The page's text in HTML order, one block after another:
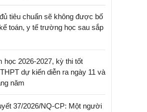
tiêu chuẩn sẽ không được bố
toán, y tế trường học sau sắp
học 2026-2027, kỳ thi tốt
dự kiến diễn ra ngày 11 và
năm
37/2026/NQ-CP: Một người